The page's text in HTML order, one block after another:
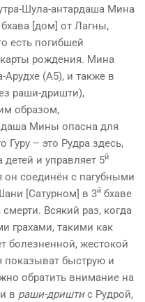
Шула-антардаша Мина
бхава [дом] от Лагны,
есть погибшей
рождения. Мина
(A5), и также в
раши-дришти),
образом,
Мины опасна для
Гуру – это Рудра здесь,
и управляет 5й
он соединён с пагубными
[Сатурном] в 3й бхаве
Всякий раз, когда
грахами, такими как
болезненной, жестокой
показыват быструю и
обратить внимание на
в раши-дриштис Рудрой,